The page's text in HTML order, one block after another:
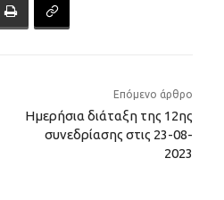
Επόμενο άρθρο
Ημερήσια διάταξη της 12ης
συνεδρίασης στις 23-08-
2023